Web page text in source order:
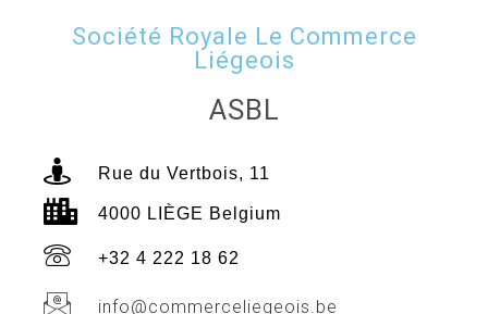
Société Royale Le Commerce
Liégeois
ASBL
Rue du Vertbois, 11
4000 LIÈGE Belgium
+32 4 222 18 62
info@commerceliegeois.be